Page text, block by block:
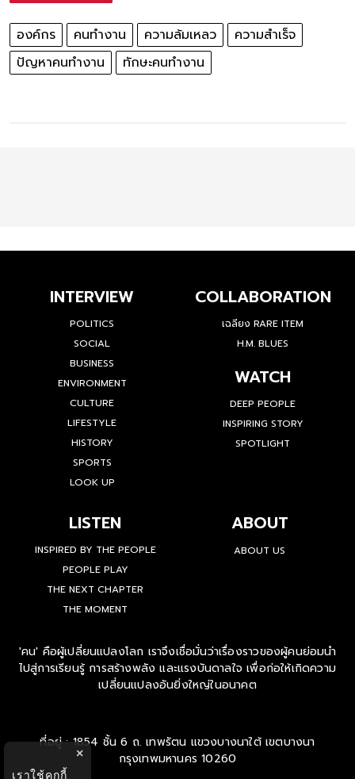
องค์กร คนทำงาน ความล้มเหลว
ความสำเร็จ
ปัญหาคนทำงาน
ทักษะคนทำงาน
INTERVIEW
POLITICS
SOCIAL
BUSINESS
ENVIRONMENT
CULTURE
LIFESTYLE
HISTORY
SPORTS
LOOK UP
COLLABORATION
เฉลียง RARE ITEM
H.M. BLUES
WATCH
DEEP PEOPLE
INSPIRING STORY
SPOTLIGHT
LISTEN
INSPIRED BY THE PEOPLE
PEOPLE PLAY
THE NEXT CHAPTER
THE MOMENT
ABOUT
ABOUT US
'คน' คือผู้เปลี่ยนแปลงโลก เราจึงเชื่อมั่นว่าเรื่องราวของผู้คนย่อมนำ
ไปสู่การเรียนรู้ การสร้างพลัง และแรงบันดาลใจ เพื่อก่อให้เกิดความ
เปลี่ยนแปลงอันยิ่งใหญ่ในอนาคต
ที่อยู่ : 1854 ชั้น 6 ถ. เทพรัตน แขวงบางนาใต้ เขตบางนา
กรุงเทพมหานคร 10260
×
เราใช้คุกกี้